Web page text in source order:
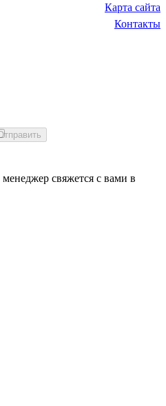
Карта сайта
Контакты
свяжется с вами в